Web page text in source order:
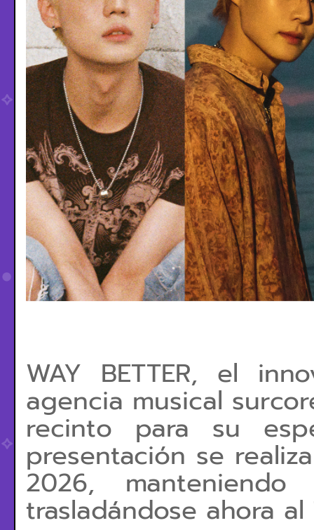
WAY BETTER, el
agencia musical
recinto para su
presentación se
2026,
trasladándose ahora